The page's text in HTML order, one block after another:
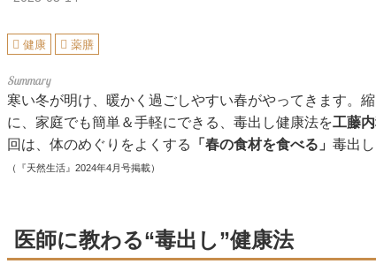
健康 薬膳
寒い冬が明け、暖かく過ごしやすい春がやってきます。
に、家庭でも簡単＆手軽にできる、毒出し健康法を工藤
回は、体のめぐりをよくする
「春の食材を食べる」 毒出し
（『天然生活』2024年4月号掲載）
医師に教わる“毒出し”健康法